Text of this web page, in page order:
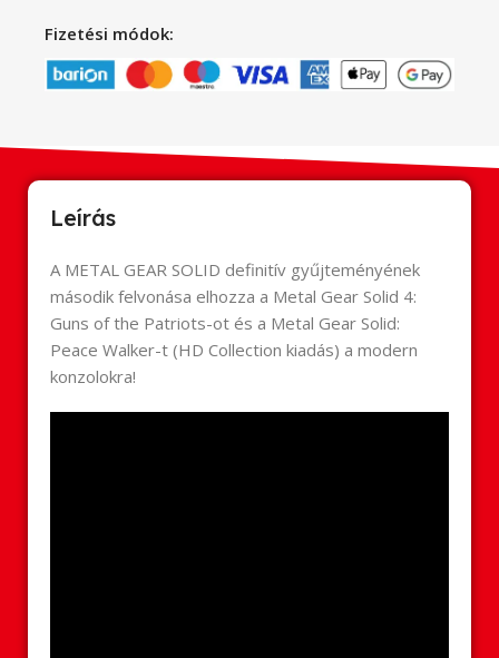
Fizetési módok:
Leírás
A METAL GEAR SOLID definitív gyűjteményének
második felvonása elhozza a Metal Gear Solid 4:
Guns of the Patriots-ot és a Metal Gear Solid:
Peace Walker-t (HD Collection kiadás) a modern
konzolokra!